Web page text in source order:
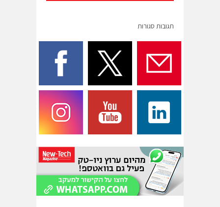
תגובות סגורות